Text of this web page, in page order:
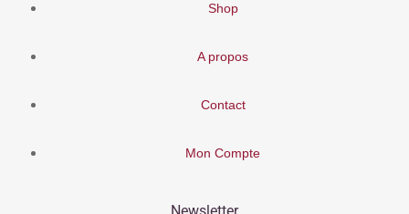
Shop
A propos
Contact
Mon Compte